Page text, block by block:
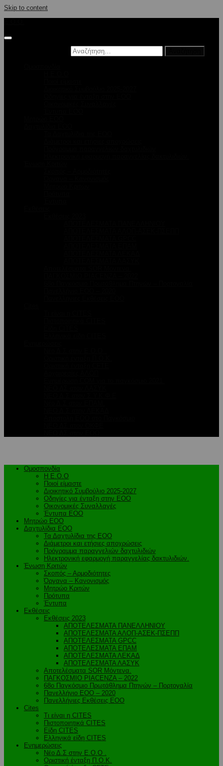
Skip to content
Ομοσπονδία
Η Ε.Ο.Ο
Ποιοί είμαστε
Διοικητικό Συμβούλιο 2025-2027
Οδηγίες για ένταξη στην ΕΟΟ
Οικονομικές Συναλλαγές
Έντυπα ΕΟΟ
Μητρώο ΕΟΟ
Δαχτυλίδια ΕΟΟ
Τα Δαχτυλίδια της ΕΟΟ
Διάμετροι και ετήσιες αποχρώσεις
Πρόγραμμα παραγγελιών δαχτυλιδιών
Ηλεκτρονική εφαρμογή παραγγελίας δακτυλιδιών.
Ένωση Κριτών
Σκοπός – Αρμοδιότητες
Όργανα – Κανονισμός
Μητρώο Κριτών
Πρότυπα
Έντυπα
Εκθέσεις
Εκθέσεις 2023
ΑΠΟΤΕΛΕΣΜΑΤΑ ΠΑΝΕΛΛΗΝΙΟΥ
ΑΠΟΤΕΛΕΣΜΑΤΑ ΑΛΟΠ-ΑΣΕΚ-ΠΣΕΠΠ
ΑΠΟΤΕΛΕΣΜΑΤΑ GPCC
ΑΠΟΤΕΛΕΣΜΑΤΑ ΕΠΑΜ
ΑΠΟΤΕΛΕΣΜΑΤΑ ΛΕΚΑΔ
ΑΠΟΤΕΛΕΣΜΑΤΑ ΛΑΣΥΚ
Αποτελέσματα SOR Μόντενα.
ΠΑΓΚΟΣΜΙΟ PIACENZA – 2022
68ο Παγκόσμιο Πρωτάθλημα Πτηνών – Πορτογαλία
Πανελλήνιο ΕΟΟ – 2020
Πανελλήνιες Εκθέσεις ΕΟΟ
Cites
Τι είναι η CITES
Πιστοποιητικά CITES
Είδη CITES
Ελληνικά είδη CITES
Ενημερώσεις
Νέο Δ.Σ στην Ε.Ο.Ο .
Oριστική ένταξη Π.Ο.Κ.